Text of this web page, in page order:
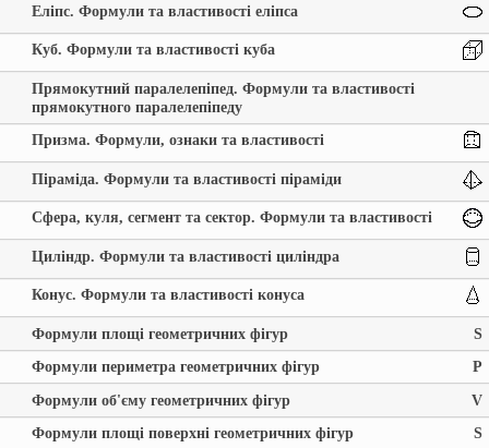
Еліпс. Формули та властивості еліпса
Куб. Формули та властивості куба
Прямокутний паралелепіпед. Формули та властивості
прямокутного паралелепіпеду
Призма. Формули, ознаки та властивості
Піраміда. Формули та властивості піраміди
Сфера, куля, сегмент та сектор. Формули та властивості
Циліндр. Формули та властивості циліндра
Конус. Формули та властивості конуса
Формули площі геометричних фігур
S
Формули периметра геометричних фігур
P
Формули об'єму геометричних фігур
V
Формули площі поверхні геометричних фігур
S